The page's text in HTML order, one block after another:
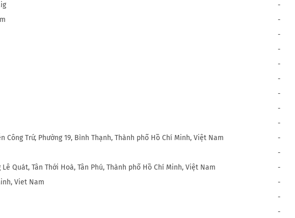
-
-
-
-
-
-
-
-
-
Công Trứ, Phường 19, Bình Thạnh, Thành phố Hồ Chí Minh, Việt Nam -
-
Lê Quát, Tân Thới Hoà, Tân Phú, Thành phố Hồ Chí Minh, Việt Nam -
Viet Nam -
-
-